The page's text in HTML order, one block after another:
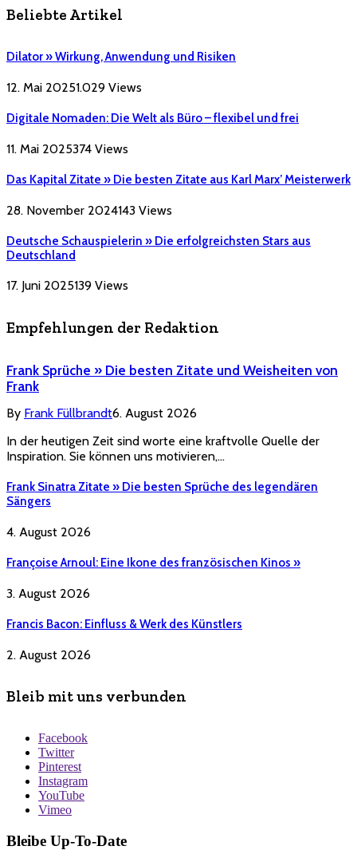
Beliebte Artikel
Dilator » Wirkung, Anwendung und Risiken
12. Mai 20251.029 Views
Digitale Nomaden: Die Welt als Büro – flexibel und frei
11. Mai 2025374 Views
Das Kapital Zitate » Die besten Zitate aus Karl Marx’ Meisterwerk
28. November 2024143 Views
Deutsche Schauspielerin » Die erfolgreichsten Stars aus
Deutschland
17. Juni 2025139 Views
Empfehlungen der Redaktion
Frank Sprüche » Die besten Zitate und Weisheiten von
Frank
By Frank Füllbrandt6. August 2026
In der heutigen Zeit sind worte eine kraftvolle Quelle der
Inspiration. Sie können uns motivieren,…
Frank Sinatra Zitate » Die besten Sprüche des legendären
Sängers
4. August 2026
Françoise Arnoul: Eine Ikone des französischen Kinos »
3. August 2026
Francis Bacon: Einfluss & Werk des Künstlers
2. August 2026
Bleib mit uns verbunden
Facebook
Twitter
Pinterest
Instagram
YouTube
Vimeo
Bleibe Up-To-Date